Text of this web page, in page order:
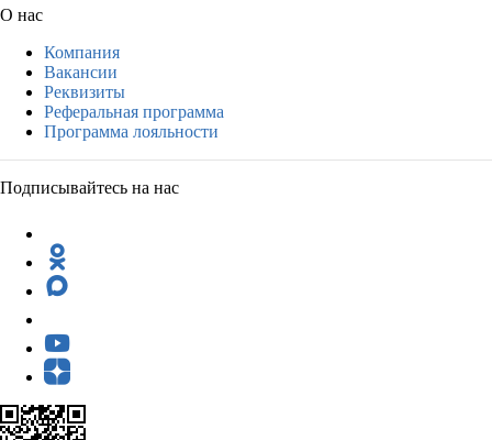
О нас
Компания
Вакансии
Реквизиты
Реферальная программа
Программа лояльности
Подписывайтесь на нас